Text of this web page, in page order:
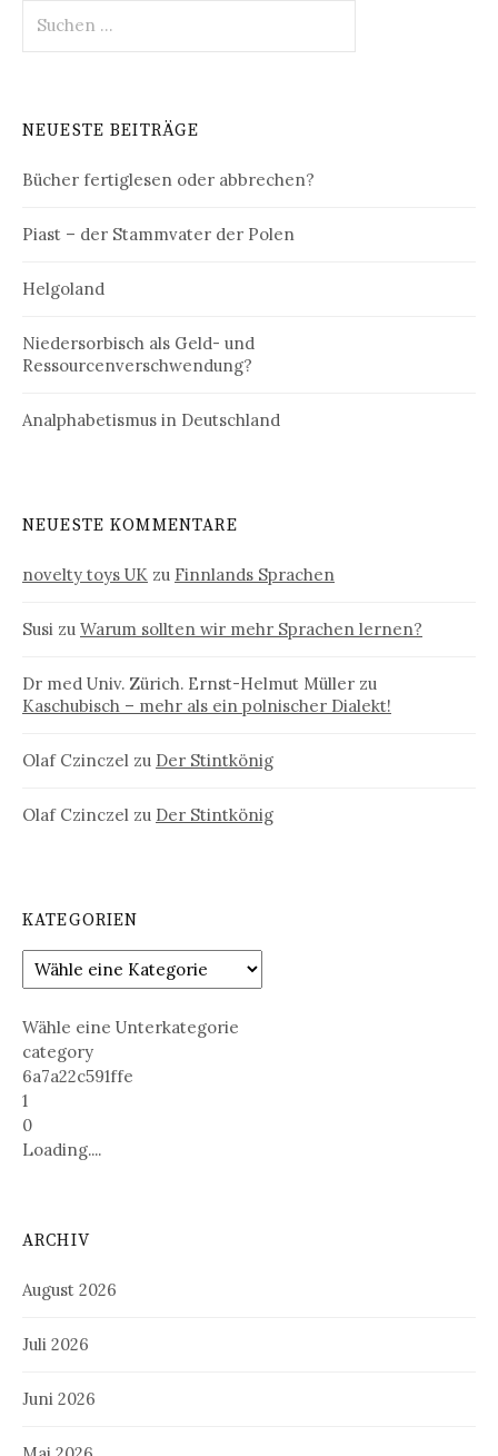
nach:
NEUESTE BEITRÄGE
Bücher fertiglesen oder abbrechen?
Piast – der Stammvater der Polen
Helgoland
Niedersorbisch als Geld- und
Ressourcenverschwendung?
Analphabetismus in Deutschland
NEUESTE KOMMENTARE
novelty toys UK zu Finnlands Sprachen
Susi zu Warum sollten wir mehr Sprachen lernen?
Dr med Univ. Zürich. Ernst-Helmut Müller zu
Kaschubisch – mehr als ein polnischer Dialekt!
Olaf Czinczel zu Der Stintkönig
Olaf Czinczel zu Der Stintkönig
KATEGORIEN
Wähle eine Unterkategorie
category
6a7a22c591ffe
1
0
Loading....
ARCHIV
August 2026
Juli 2026
Juni 2026